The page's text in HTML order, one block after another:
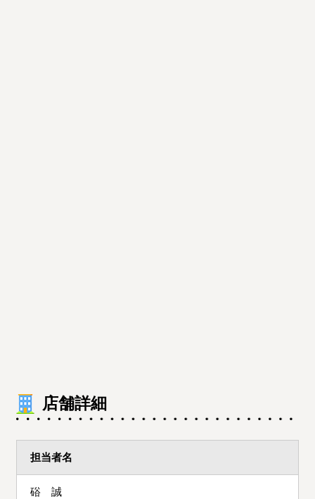
店舗詳細
担当者名
硲 誠